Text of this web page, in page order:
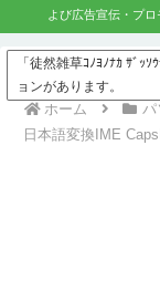
よび広告宣伝・プ
「徒然雑草ｺﾉﾖﾉﾅｶ ｻﾞｯ
ョンがあります。
ホーム
日本語変換IME